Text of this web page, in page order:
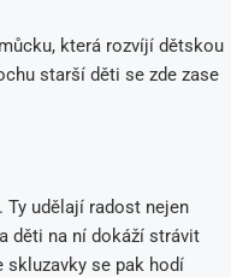
která rozvíjí dětskou
starší děti se zde zase
Ty udělají radost nejen
děti na ní dokáží strávit
skluzavky se pak hodí